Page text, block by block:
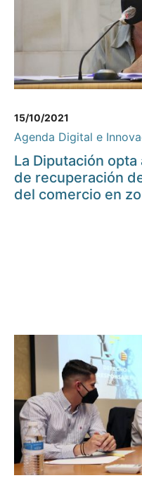
15/10/2021
Agenda Digital e
La Diputación
de recuperación
del comercio en